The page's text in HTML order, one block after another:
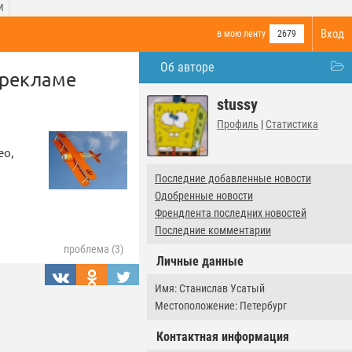
Вход
в мою ленту 2679
Об авторе
stussy
Профиль | Статистика
Последние добавленные новости
Одобренные новости
Френдлента последних новостей
Последние комментарии
Личные данные
Имя: Станислав Усатый
Местоположение: Петербург
Контактная информация
проблема (3)